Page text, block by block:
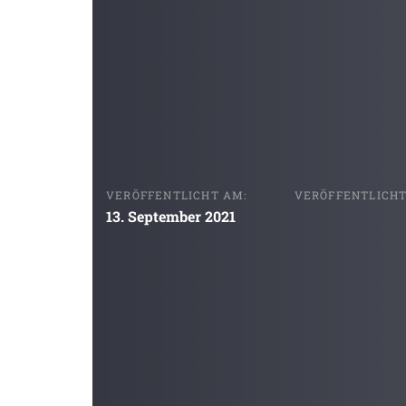
VERÖFFENTLICHT AM:
13. September 2021